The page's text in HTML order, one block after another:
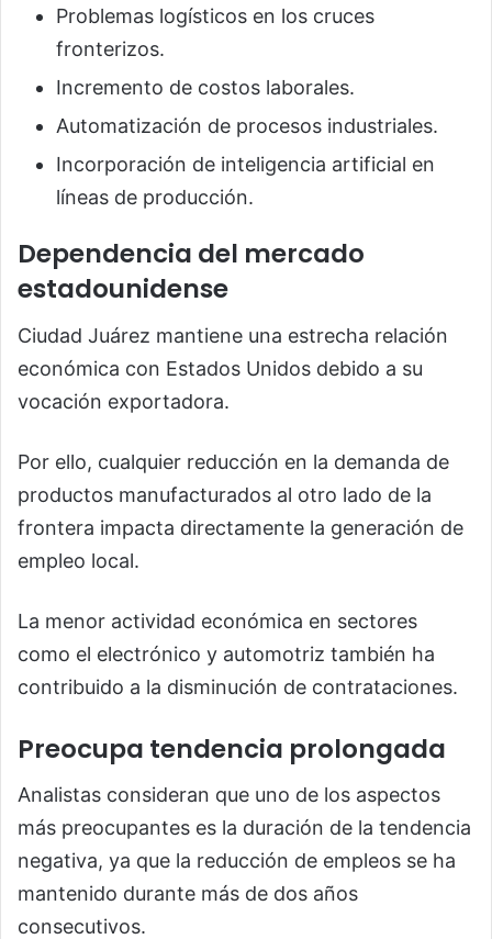
Problemas logísticos en los cruces
fronterizos.
Incremento de costos laborales.
Automatización de procesos industriales.
Incorporación de inteligencia artificial en
líneas de producción.
Dependencia del mercado
estadounidense
Ciudad Juárez mantiene una estrecha relación
económica con Estados Unidos debido a su
vocación exportadora.
Por ello, cualquier reducción en la demanda de
productos manufacturados al otro lado de la
frontera impacta directamente la generación de
empleo local.
La menor actividad económica en sectores
como el electrónico y automotriz también ha
contribuido a la disminución de contrataciones.
Preocupa tendencia prolongada
Analistas consideran que uno de los aspectos
más preocupantes es la duración de la tendencia
negativa, ya que la reducción de empleos se ha
mantenido durante más de dos años
consecutivos.